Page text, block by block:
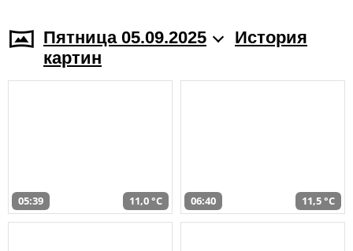
Пятница 05.09.2025
История
картин
05:39 11,0 °C 06:40 11,5 °C